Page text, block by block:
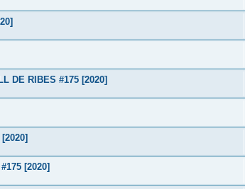
DE RIBES #175 [2020]
[2020]